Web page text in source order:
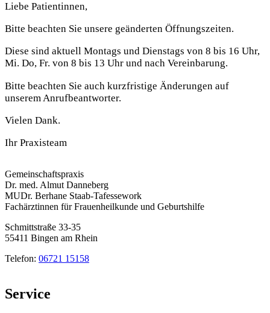
Liebe Patientinnen,
Bitte beachten Sie unsere geänderten Öffnungszeiten.
Diese sind aktuell Montags und Dienstags von 8 bis 16 Uhr,
Mi. Do, Fr. von 8 bis 13 Uhr und nach Vereinbarung.
Bitte beachten Sie auch kurzfristige Änderungen auf
unserem Anrufbeantworter.
Vielen Dank.
Ihr Praxisteam
Gemeinschaftspraxis
Dr. med. Almut Danneberg
MUDr. Berhane Staab-Tafessework
Fachärztinnen für Frauenheilkunde und Geburtshilfe
Schmittstraße 33-35
55411 Bingen am Rhein
Telefon: 06721 15158
Service